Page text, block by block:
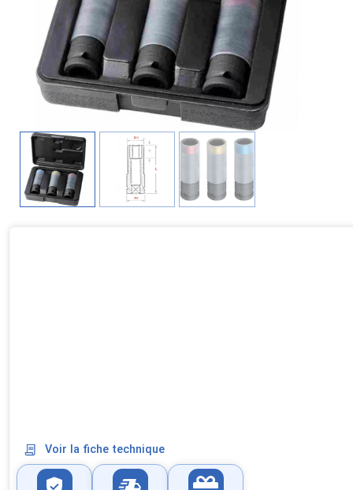
Voir la fiche technique